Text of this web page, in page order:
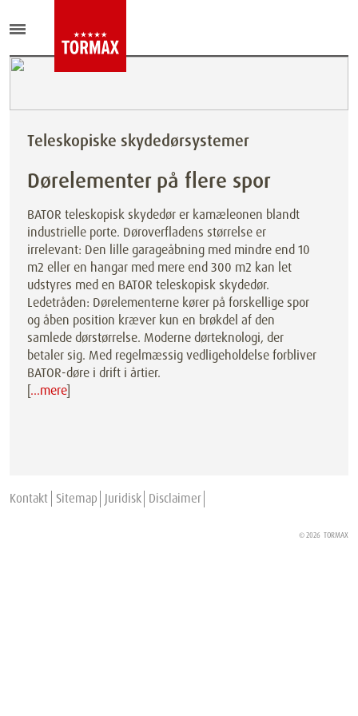
Teleskopiske skydedørsystemer
Dørelementer på flere spor
BATOR teleskopisk skydedør er kamæleonen blandt
industrielle porte. Døroverfladens størrelse er
irrelevant: Den lille garageåbning med mindre end 10
m2 eller en hangar med mere end 300 m2 kan let
udstyres med en BATOR teleskopisk skydedør.
Ledetråden: Dørelementerne kører på forskellige spor
og åben position kræver kun en brøkdel af den
samlede dørstørrelse. Moderne dørteknologi, der
betaler sig. Med regelmæssig vedligeholdelse forbliver
BATOR-døre i drift i årtier.
[…mere]
Kontakt Sitemap Juridisk Disclaimer
© 2026 TORMAX